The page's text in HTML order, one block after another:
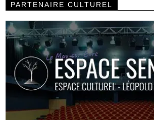
PARTENAIRE CULTUREL